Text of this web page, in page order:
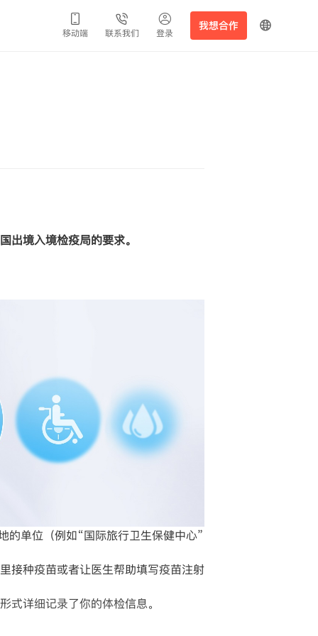
移动端 联系我们 登录
我想合作
出境入境检疫局的要求。
的单位（例如“国际旅行卫生保健中心”
接种疫苗或者让医生帮助填写疫苗注射
式详细记录了你的体检信息。